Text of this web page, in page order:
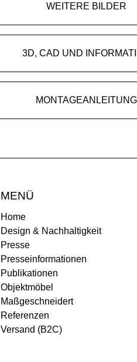
WEITERE BILDER
3D, CAD UND
MONTAGEANLEITUNG
MENÜ
Home
Design & Nachhaltigkeit
Presse
Presseinformationen
Publikationen
Objektmöbel
Maßgeschneidert
Referenzen
Versand (B2C)